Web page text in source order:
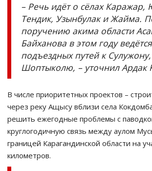
– Речь идёт о сёлах
Тендик, Узынбулак и Жайма.
поручению акима области
Байханова в этом году
подъездных путей к
Шоптыколю, – уточнил Ардак
В числе приоритетных проектов –
через реку Ащысу вблизи села
решить ежегодные проблемы с
круглогодичную связь между аулом
границей Карагандинской области на
километров.